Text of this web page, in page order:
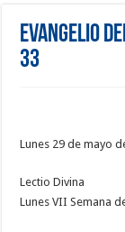
Evangelio
33
Lunes 29 de mayo
Lectio Divina
Lunes VII Semana